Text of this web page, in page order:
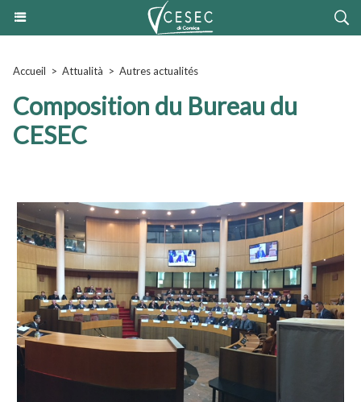
Accueil > Attualità > Autres actualités
Composition du Bureau du
CESEC